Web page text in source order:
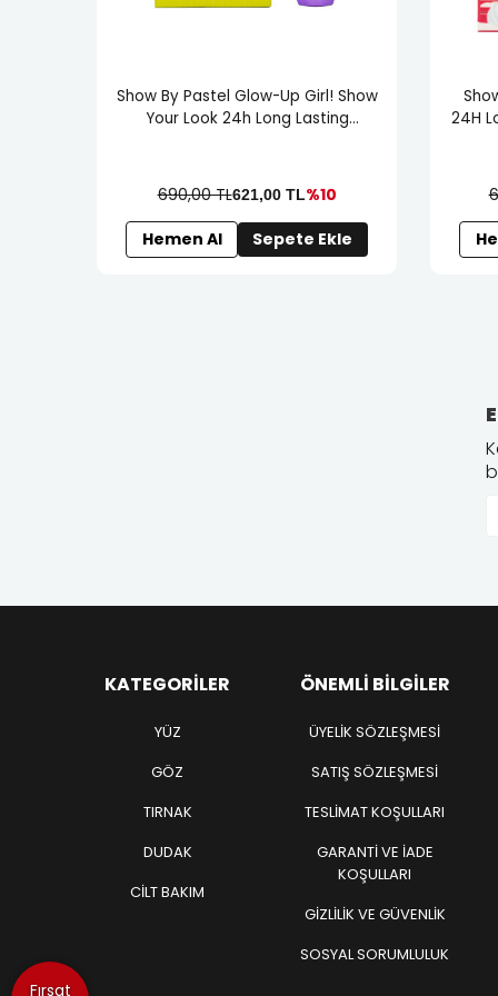
Fırsat
Show By Pastel Glow-Up Girl! Show
Your Look 24h Long Lasting
690,00 TL621,00TL%10
Hemen Al Sepete Ekle
24H
KATEGORILER
YÜZ
GÖZ
TIRNAK
DUDAK
CİLT BAKIM
ÖNEMLI BILGILER
ÜYELIK SÖZLEŞMESI
SATIŞ SÖZLEŞMESI
TESLIMAT KOŞULLARI
GARANTI VE İADE
KOŞULLARI
GIZLILIK VE GÜVENLIK
SOSYAL SORUMLULUK